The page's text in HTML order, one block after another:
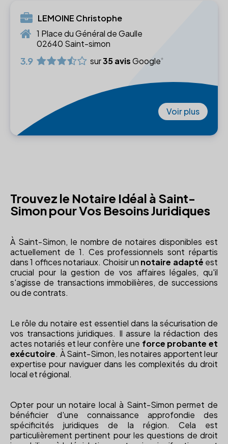
LEMOINE Christophe
1 Place du Général de Gaulle
02640 Saint-simon
3.9 sur35 avisGoogle
Voir plus
Trouvez le Notaire Idéal à Saint-
Simon pour Vos Besoins Juridiques
À Saint-Simon, le nombre de notaires disponibles est
actuellement de 1. Ces professionnels sont répartis
dans 1 offices notariaux. Choisir un notaire adapté est
crucial pour la gestion de vos affaires légales, qu'il
s'agisse de transactions immobilières, de successions
ou de contrats.
Le rôle du notaire est essentiel dans la sécurisation de
vos transactions juridiques. Il assure la rédaction des
actes notariés et leur confère une force probante et
exécutoire. À Saint-Simon, les notaires apportent leur
expertise pour naviguer dans les complexités du droit
local et régional.
Opter pour un notaire local à Saint-Simon permet de
bénéficier d'une connaissance approfondie des
spécificités juridiques de la région. Cela est
particulièrement pertinent pour les questions de droit